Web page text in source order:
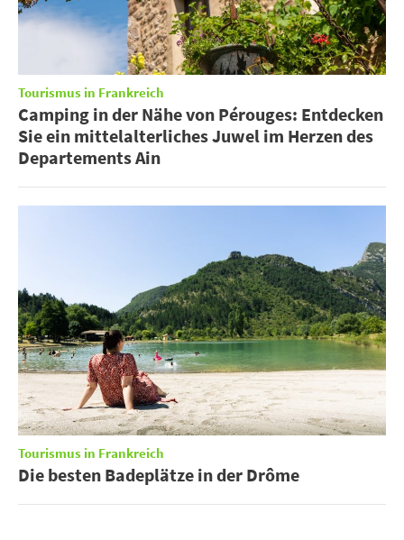
Tourismus in Frankreich
Camping in der Nähe von Pérouges: Entdecken
Sie ein mittelalterliches Juwel im Herzen des
Departements Ain
Tourismus in Frankreich
Die besten Badeplätze in der Drôme